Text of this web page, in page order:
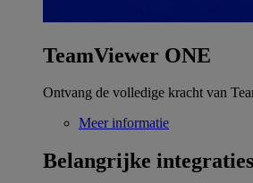
TeamViewer ONE
Ontvang de volledige kracht van
Meer informatie
Belangrijke integraties